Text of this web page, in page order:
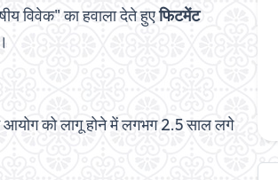
विवेक" का हवाला देते हुएफिटमेंट
आयोग को लागू होने में लगभग 2.5 साल लगे